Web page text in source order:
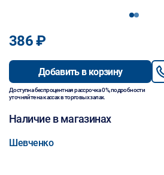
12
386 ₽
Добавить в корзину
Доступна беспроцентная рассрочка 0%, подробности
уточняйте на кассах в торговых залах.
Наличие в магазинах
Шевченко